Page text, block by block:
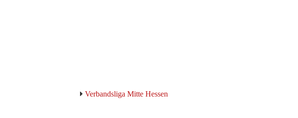
Verbandsliga Mitte Hessen